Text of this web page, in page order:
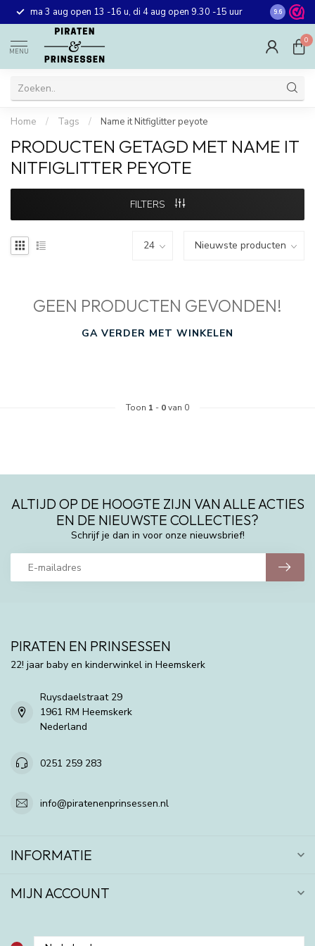
ma 3 aug open 13 -16 u, di 4 aug open 9.30 -15 uur Gratis
winkel in
9.6
MENU
0
Home / Tags / Name it Nitfiglitter peyote
PRODUCTEN GETAGD MET NAME IT
NITFIGLITTER PEYOTE
FILTERS
GEEN PRODUCTEN GEVONDEN!
GA VERDER MET WINKELEN
Toon 1 - 0van 0
ALTIJD OP DE HOOGTE ZIJN VAN ALLE ACTIES
EN DE NIEUWSTE COLLECTIES?
Schrijf je dan in voor onze nieuwsbrief!
PIRATEN EN PRINSESSEN
22! jaar baby en kinderwinkel in Heemskerk
Ruysdaelstraat 29
1961 RM Heemskerk
Nederland
0251 259 283
info@piratenenprinsessen.nl
INFORMATIE
MIJN ACCOUNT